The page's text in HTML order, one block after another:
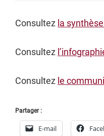
Consultez la
Consultez
Consultez le
Partager :
E-mail